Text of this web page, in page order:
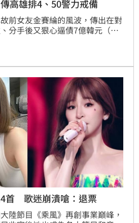
高雄排4、50警力戒備
前女友金賽綸的風波，傳出在對
分手後又狠心逼債7億韓元（約
將來台出席「高雄櫻花季」，如
首 歌迷崩潰嗆：退票
陸節目《乘風》再創事業巔峰，